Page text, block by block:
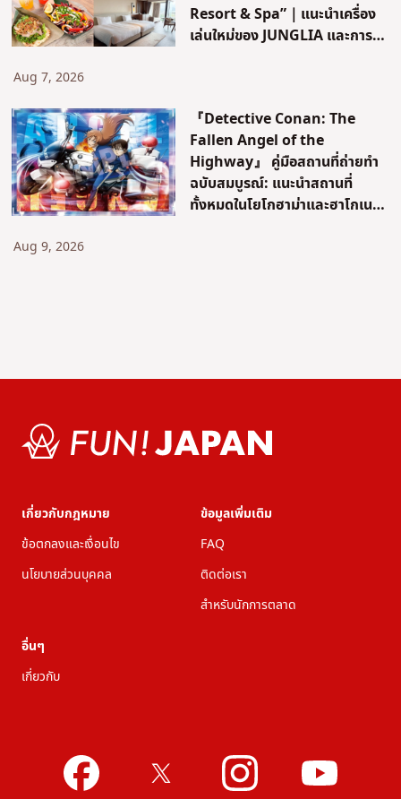
Resort & Spa”｜แนะนำเครื่อง
เล่นใหม่ของ JUNGLIA และการ
Aug 7, 2026
『Detective Conan: The
Fallen Angel of the
Highway』 คู่มือสถานที่ถ่ายทำ
ฉบับสมบูรณ์: แนะนำสถานที่
ทั้งหมดในโยโกฮาม่าและฮาโกเนะ
Aug 9, 2026
เกี่ยวกับกฎหมาย
ข้อตกลงและเงื่อนไข
นโยบายส่วนบุคคล
ข้อมูลเพิ่มเติม
FAQ
ติดต่อเรา
สำหรับนักการตลาด
อื่นๆ
เกี่ยวกับ